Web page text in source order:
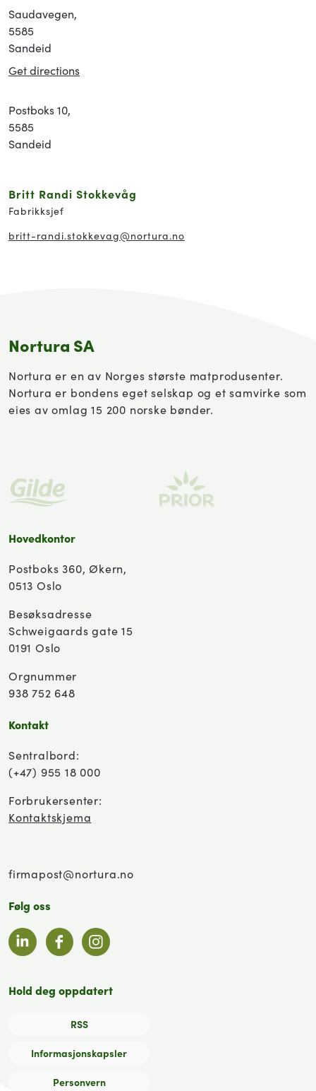
Saudavegen,
5585
Sandeid
Get directions
Postboks 10,
5585
Sandeid
Britt Randi Stokkevåg
Fabrikksjef
britt-randi.stokkevag@nortura.no
Nortura SA
Nortura er en av Norges største matprodusenter.
Nortura er bondens eget selskap og et samvirke som
eies av omlag 15 200 norske bønder.
Hovedkontor
Postboks 360, Økern,
0513 Oslo
Besøksadresse
Schweigaards gate 15
0191 Oslo
Orgnummer
938 752 648
Kontakt
Sentralbord:
(+47) 955 18 000
Forbrukersenter:
Kontaktskjema
firmapost@nortura.no
Følg oss
LinkedInFacebookInstagram
Hold deg oppdatert
RSS
Informasjonskapsler
Personvern